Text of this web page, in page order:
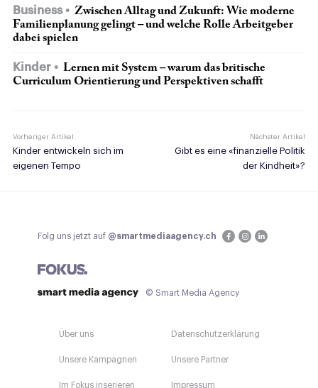
Business
Zwischen Alltag und Zukunft: Wie moderne
Familienplanung gelingt – und welche Rolle Arbeitgeber
dabei spielen
Kinder
Lernen mit System – warum das britische
Curriculum Orientierung und Perspektiven schafft
Vorheriger Artikel
Kinder entwickeln sich im
eigenen Tempo
Nächster Artikel
Gibt es eine «finanzielle Politik
der Kindheit»?
Folg uns jetzt auf @smartmediaagency.ch
© Smart Media Agency
Über uns
Unsere Kampagnen
Im Fokus inserieren
Datenschutzerklärung
Unsere Partner
Impressum